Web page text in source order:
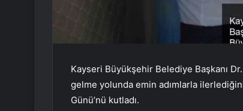
Kayseri Büyükşehir Belediye Başkanı
gelme yolunda emin adımlarla
Günü’nü kutladı.